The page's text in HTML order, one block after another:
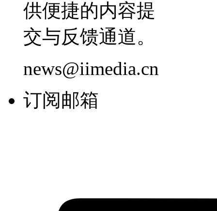
供便捷的内容提
交与反馈通道。
news@iimedia.cn
订阅邮箱